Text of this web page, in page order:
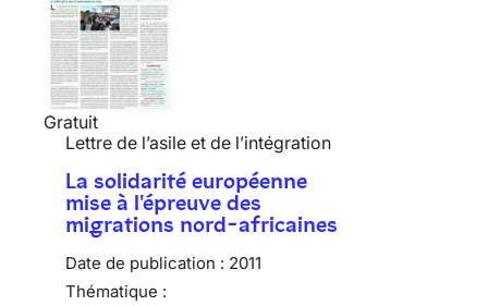
Gratuit
Lettre de l’asile et de l’intégration
La solidarité européenne
mise à l'épreuve des
migrations nord-africaines
Date de publication : 2011
Thématique :